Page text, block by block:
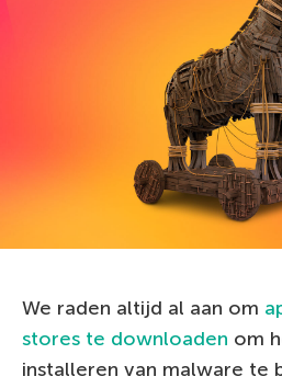
We raden altijd al aan om
stores te downloaden om
installeren van malware te